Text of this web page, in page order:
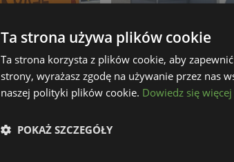
Food Trailer
Ta strona używa plików cookie
Ta strona korzysta z plików cookie, aby
strony, wyrażasz zgodę na używanie przez nas
naszej polityki plików cookie. Dowiedz się więcej
POKAŻ SZCZEGÓŁY